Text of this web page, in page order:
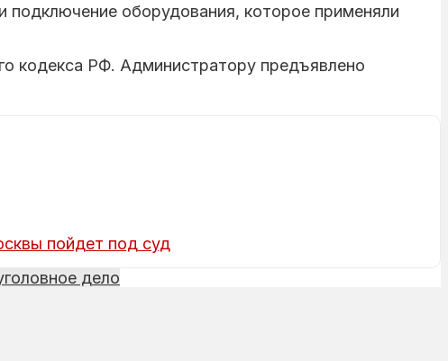
подключение оборудования, которое применяли
кодекса РФ. Администратору предъявлено
пойдет под суд
дело